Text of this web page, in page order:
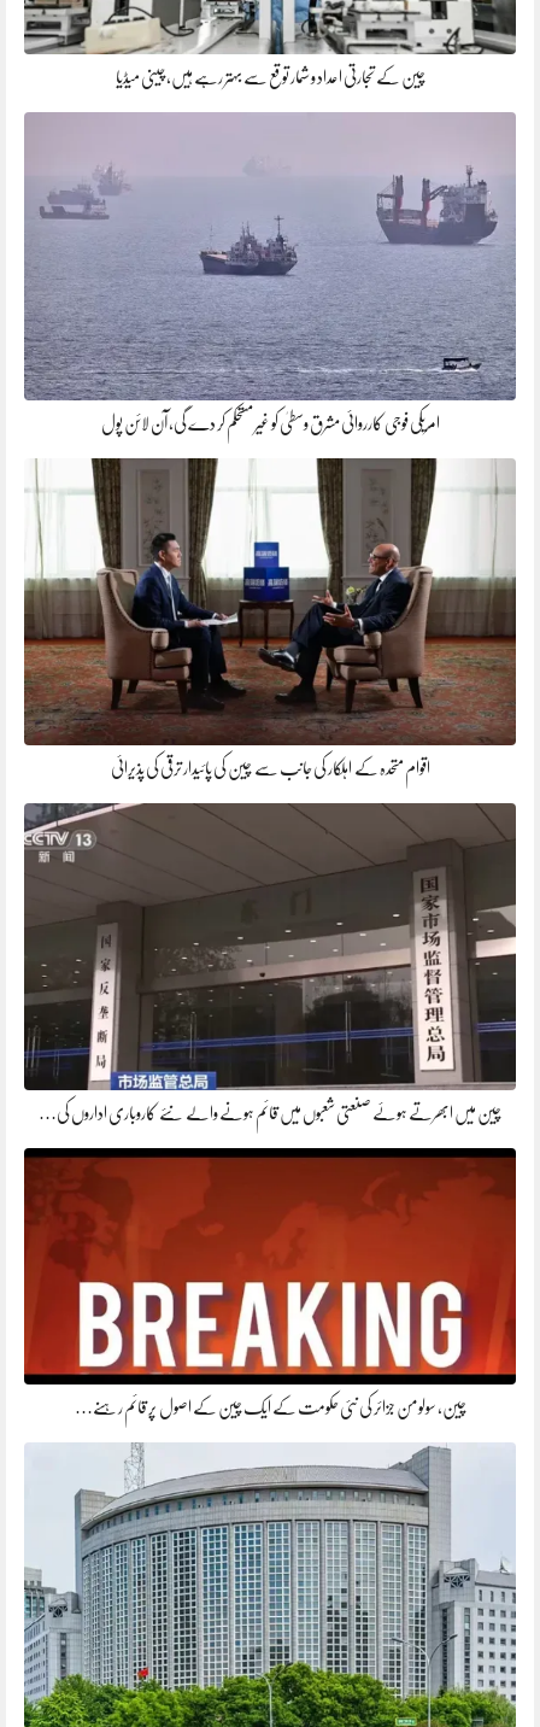
چین کے تجارتی اعداد و شمار توقع سے بہتر رہے ہیں، چینی میڈیا
امریکی فوجی کارروائی مشرق وسطیٰ کو غیر مستحکم کر دے گی، آن لائن پول
اقوام متحدہ کے اہلکار کی جانب سے چین کی پائیدار ترقی کی پذیرائی
چین میں ابھرتے ہوئے صنعتی شعبوں میں قائم ہونے والے نئے کاروباری اداروں کی…
چین، سولومن جزائر کی نئی حکومت کے ایک چین کے اصول پر قائم رہنے…